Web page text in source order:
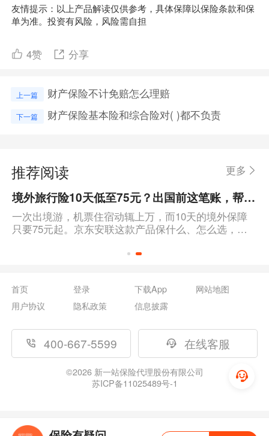
友情提示：以上产品解读仅供参考，具体保障以保险条款和保
单为准。投资有风险，风险需自担
4赞 分享
上一篇 财产保险不计免赔怎么理赔
下一篇 财产保险基本险和综合险对( )都不负责
推荐阅读 更多
境外旅行险10天低至75元？出国前这笔账，帮你算得明明白白
一次出境游，机票住宿动辄上万，而10天的境外保障
只要75元起。京东安联这款产品保什么、怎么选，一
首页 登录 下载App
网站地图
用户协议
隐私政策 信息披露
400-667-5599 在线客服
©2026新一站保险代理股份有限公司
苏ICP备11025489号-1